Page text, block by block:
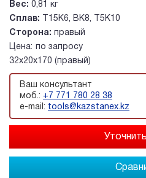
Вес: 0,81 кг
Сплав:
Т15К6, ВК8, Т5К10
Сторона: правый
Цена:
по запросу
32х20х170 (правый)
Ваш консультант
моб.: +7 771 780 28 38
e-mail: tools@kazstanex.kz